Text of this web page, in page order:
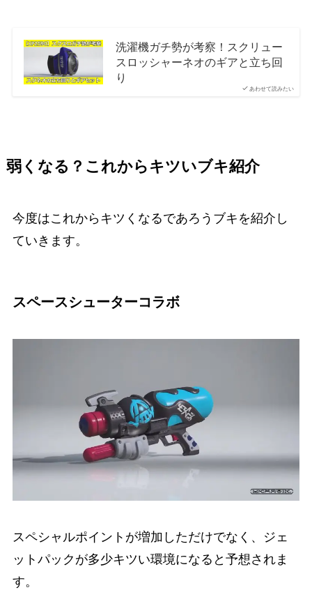
あわせて読みたい
洗濯機ガチ勢が考察！スクリュー
スロッシャーネオのギアと立ち回
り
弱くなる？これからキツいブキ紹介
今度はこれからキツくなるであろうブキを紹介し
ていきます。
スペースシューターコラボ
スペシャルポイントが増加しただけでなく、ジェ
ットパックが多少キツい環境になると予想されま
す。